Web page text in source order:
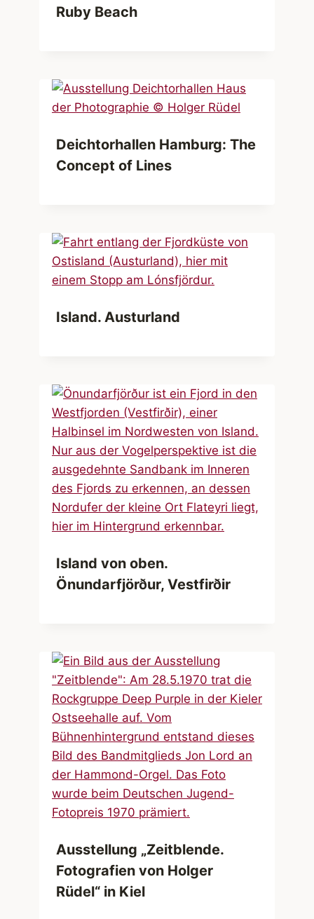
Ruby Beach
Deichtorhallen Hamburg: The
Concept of Lines
Island. Austurland
Island von oben.
Önundarfjörður, Vestfirðir
Ausstellung „Zeitblende.
Fotografien von Holger
Rüdel“ in Kiel